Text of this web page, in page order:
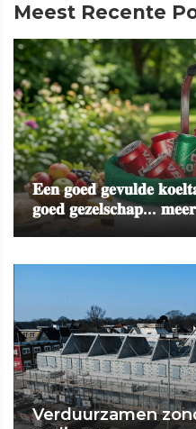
Meest Recente
𝐄𝐞𝐧 𝐠𝐨𝐞𝐝 𝐠𝐞𝐯𝐮𝐥𝐝𝐞
𝐠𝐨𝐞𝐝 𝐠𝐞𝐳𝐞𝐥𝐬𝐜𝐡𝐚𝐩...
Verduurzamen